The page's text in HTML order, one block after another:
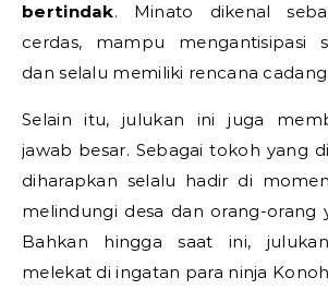
bertindak. Minato dikenal
cerdas, mampu mengantisipasi
dan selalu memiliki rencana
Selain itu, julukan ini juga
jawab besar. Sebagai tokoh yang
diharapkan selalu hadir di
melindungi desa dan orang-orang
Bahkan hingga saat ini,
melekat di ingatan para ninja